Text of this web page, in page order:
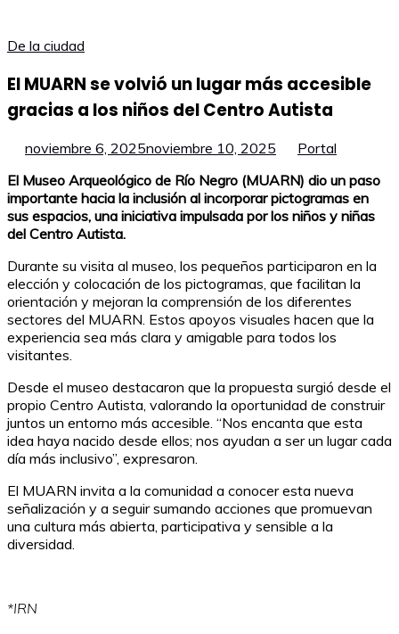
De la ciudad
El MUARN se volvió un lugar más accesible
gracias a los niños del Centro Autista
noviembre 6, 2025noviembre 10, 2025
Portal
El Museo Arqueológico de Río Negro (MUARN) dio un paso
importante hacia la inclusión al incorporar pictogramas en
sus espacios, una iniciativa impulsada por los niños y niñas
del Centro Autista.
Durante su visita al museo, los pequeños participaron en la
elección y colocación de los pictogramas, que facilitan la
orientación y mejoran la comprensión de los diferentes
sectores del MUARN. Estos apoyos visuales hacen que la
experiencia sea más clara y amigable para todos los
visitantes.
Desde el museo destacaron que la propuesta surgió desde el
propio Centro Autista, valorando la oportunidad de construir
juntos un entorno más accesible. “Nos encanta que esta
idea haya nacido desde ellos; nos ayudan a ser un lugar cada
día más inclusivo”, expresaron.
El MUARN invita a la comunidad a conocer esta nueva
señalización y a seguir sumando acciones que promuevan
una cultura más abierta, participativa y sensible a la
diversidad.
*IRN